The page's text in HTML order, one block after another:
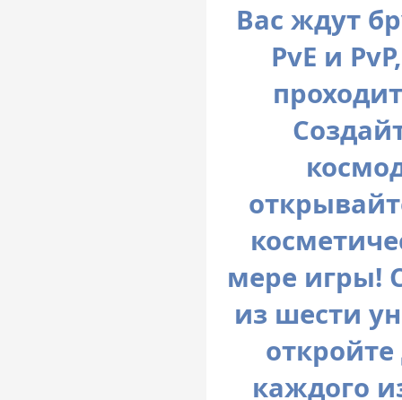
Вас ждут
PvE и
мере игры!
из шести
каждого